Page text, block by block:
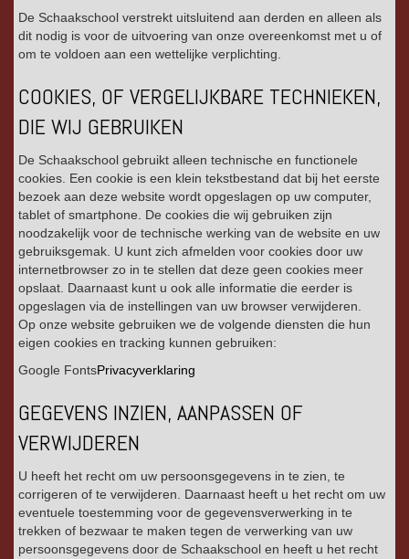
De Schaakschool verstrekt uitsluitend aan derden en alleen als
dit nodig is voor de uitvoering van onze overeenkomst met u of
om te voldoen aan een wettelijke verplichting.
COOKIES, OF VERGELIJKBARE TECHNIEKEN,
DIE WIJ GEBRUIKEN
De Schaakschool gebruikt alleen technische en functionele
cookies. Een cookie is een klein tekstbestand dat bij het eerste
bezoek aan deze website wordt opgeslagen op uw computer,
tablet of smartphone. De cookies die wij gebruiken zijn
noodzakelijk voor de technische werking van de website en uw
gebruiksgemak. U kunt zich afmelden voor cookies door uw
internetbrowser zo in te stellen dat deze geen cookies meer
opslaat. Daarnaast kunt u ook alle informatie die eerder is
opgeslagen via de instellingen van uw browser verwijderen.
Op onze website gebruiken we de volgende diensten die hun
eigen cookies en tracking kunnen gebruiken:
Google FontsPrivacyverklaring
GEGEVENS INZIEN, AANPASSEN OF
VERWIJDEREN
U heeft het recht om uw persoonsgegevens in te zien, te
corrigeren of te verwijderen. Daarnaast heeft u het recht om uw
eventuele toestemming voor de gegevensverwerking in te
trekken of bezwaar te maken tegen de verwerking van uw
persoonsgegevens door de Schaakschool en heeft u het recht